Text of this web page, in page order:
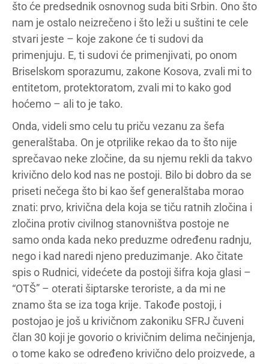
što će predsednik osnovnog suda biti Srbin. Ono što
nam je ostalo neizrečeno i što leži u suštini te cele
stvari jeste – koje zakone će ti sudovi da
primenjuju. E, ti sudovi će primenjivati, po onom
Briselskom sporazumu, zakone Kosova, zvali mi to
entitetom, protektoratom, zvali mi to kako god
hoćemo – ali to je tako.
Onda, videli smo celu tu priču vezanu za šefa
generalštaba. On je otprilike rekao da to što nije
sprečavao neke zločine, da su njemu rekli da takvo
krivično delo kod nas ne postoji. Bilo bi dobro da se
priseti nečega što bi kao šef generalštaba morao
znati: prvo, krivična dela koja se tiču ratnih zločina i
zločina protiv civilnog stanovništva postoje ne
samo onda kada neko preduzme određenu radnju,
nego i kad naredi njeno preduzimanje. Ako čitate
spis o Rudnici, videćete da postoji šifra koja glasi –
“OTŠ” – oterati šiptarske teroriste, a da mi ne
znamo šta se iza toga krije. Takođe postoji, i
postojao je još u krivičnom zakoniku SFRJ čuveni
član 30 koji je govorio o krivičnim delima nečinjenja,
o tome kako se određeno krivično delo proizvede, a